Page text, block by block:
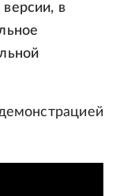
версии, в